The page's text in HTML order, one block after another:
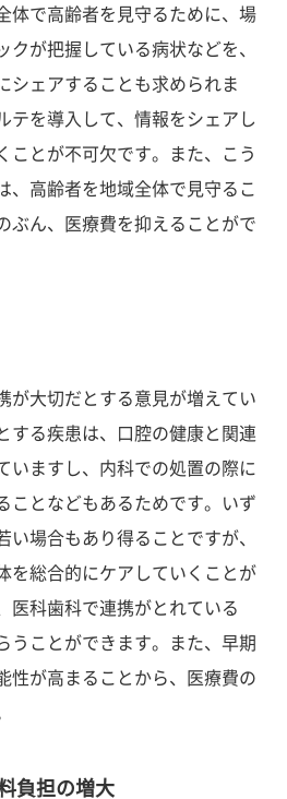
体で高齢者を見守るために、場
クが把握している病状などを、
シェアすることも求められま
テを導入して、情報をシェアし
ことが不可欠です。また、こう
、高齢者を地域全体で見守るこ
ぶん、医療費を抑えることがで
が大切だとする意見が増えてい
する疾患は、口腔の健康と関連
いますし、内科での処置の際に
ことなどもあるためです。いず
い場合もあり得ることですが、
を総合的にケアしていくことが
医科歯科で連携がとれている
うことができます。また、早期
性が高まることから、医療費の
負担の増大